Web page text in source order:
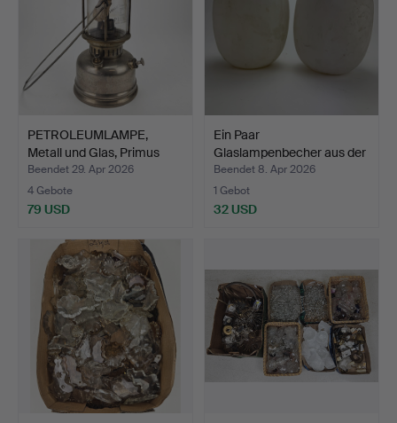
PETROLEUMLAMPE,
Metall und Glas, Primus
Nr…
Beendet 29. Apr 2026
4 Gebote
79 USD
Ein Paar
Glaslampenbecher aus der
Mitte de…
Beendet 8. Apr 2026
1 Gebot
32 USD